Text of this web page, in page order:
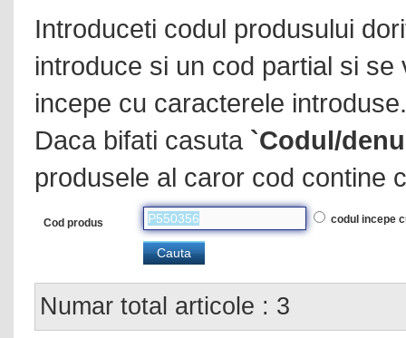
Introduceti codul produsului
introduce si un cod partial si
incepe cu caracterele introduse.
Daca bifati casuta `Codul/
produsele al caror cod contine
Cod produs codul incepe
Numar total articole : 3